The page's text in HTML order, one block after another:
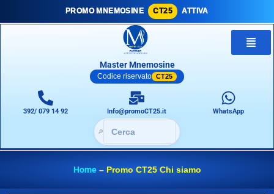
PROMO MNEMOSINE CT25 ATTIVA
Master Mnemosine
Codice riservato CT25
392/ 079 14 92 Info@promoCT25.it WhatsApp
🔎
Home– Promo CT25 Chi siamo